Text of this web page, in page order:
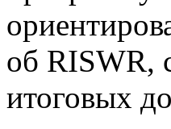
об RISWR,
итоговых